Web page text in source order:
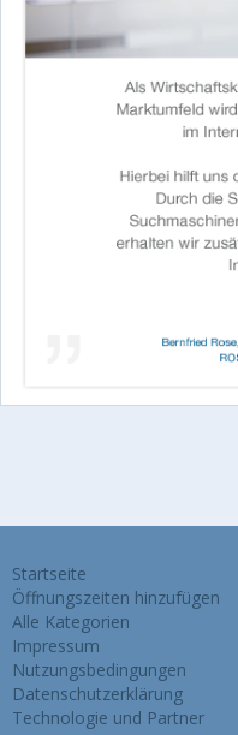
Startseite
Öffnungszeiten hinzufügen
Alle Kategorien
Impressum
Nutzungsbedingungen
Datenschutzerklärung
Technologie und Partner